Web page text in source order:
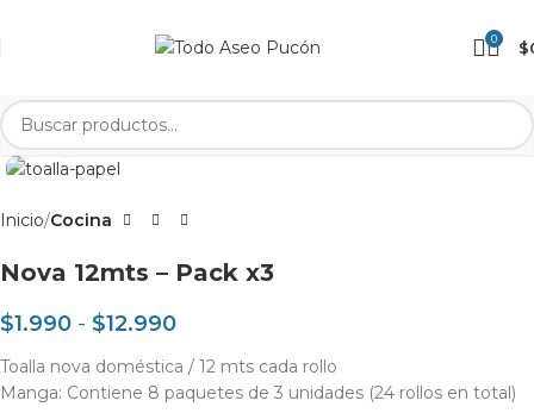
0 $
Clic para agrandar
Inicio Cocina
Nova 12mts – Pack x3
$1.990 - $12.990
Toalla nova doméstica / 12 mts cada rollo
Manga: Contiene 8 paquetes de 3 unidades (24 rollos en total)